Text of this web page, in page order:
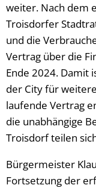
weiter. Nach dem
Troisdorfer
und die
Vertrag über die
Ende 2024. Damit
der City für
laufende Vertrag
die unabhängige
Troisdorf teilen
Bürgermeister
Fortsetzung der